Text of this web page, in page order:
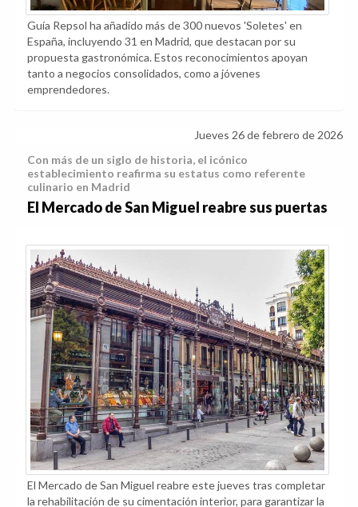
Guía Repsol ha añadido más de 300 nuevos 'Soletes' en
España, incluyendo 31 en Madrid, que destacan por su
propuesta gastronómica. Estos reconocimientos apoyan
tanto a negocios consolidados, como a jóvenes
emprendedores.
Jueves 26 de febrero de 2026
Con más de un siglo de historia, el icónico
establecimiento reafirma su estatus como referente
culinario en Madrid
El Mercado de San Miguel reabre sus puertas
El Mercado de San Miguel reabre este jueves tras completar
la rehabilitación de su cimentación interior, para garantizar la